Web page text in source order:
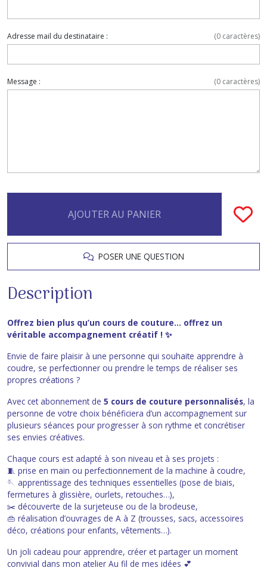
Adresse mail du destinataire : (0 caractères)
Message : (0 caractères)
AJOUTER AU PANIER
POSER UNE QUESTION
Description
Offrez bien plus qu’un cours de couture… offrez un
véritable accompagnement créatif ! ✨
Envie de faire plaisir à une personne qui souhaite apprendre à
coudre, se perfectionner ou prendre le temps de réaliser ses
propres créations ?
Avec cet abonnement de 5 cours de couture personnalisés, la
personne de votre choix bénéficiera d’un accompagnement sur
plusieurs séances pour progresser à son rythme et concrétiser
ses envies créatives.
Chaque cours est adapté à son niveau et à ses projets :
🧵 prise en main ou perfectionnement de la machine à coudre,
🪡 apprentissage des techniques essentielles (pose de biais,
fermetures à glissière, ourlets, retouches…),
✂️ découverte de la surjeteuse ou de la brodeuse,
👜 réalisation d’ouvrages de A à Z (trousses, sacs, accessoires
déco, créations pour enfants, vêtements…).
Un joli cadeau pour apprendre, créer et partager un moment
convivial dans mon atelier Au fil de mes idées 💕